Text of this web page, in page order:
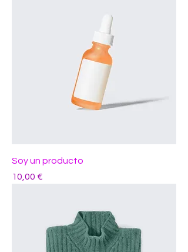
Soy un producto
Precio
10,00 €